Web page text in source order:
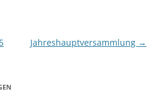
Jahreshauptversammlung →